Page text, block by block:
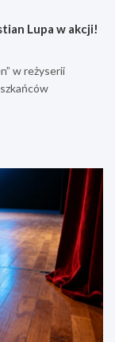
Lupa w akcji!
w reżyserii